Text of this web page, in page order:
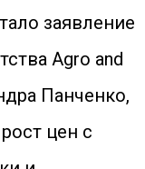
заявление
Agro and
Панченко,
цен с